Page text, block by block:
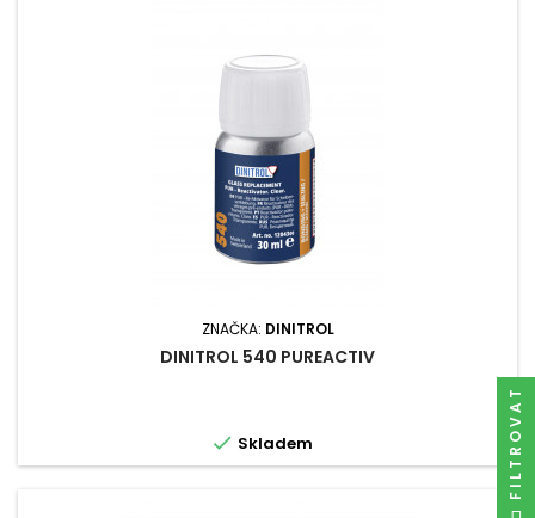
ZNAČKA: DINITROL
DINITROL 540 PUREACTIV
 Skladem FILTROVAT